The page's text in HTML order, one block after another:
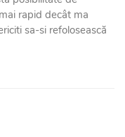
rapid decât ma
sa-si refolosească